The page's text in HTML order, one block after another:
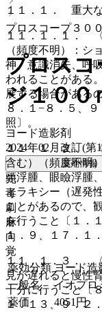
１１．１． 重大
１１．１．１．
（頻度不明）：シ
神、意識消失、呼
われることがある
展する場合がある
８．１−８．５、
照〕。
１１．１．２．
含む）（頻度不明
頭浮腫、眼瞼浮腫
ィラキシー（遅発
ことがあるので、
を行うこと〔１．
１．９、１７．１
１１．１．３．
見が遅れると慢性
十分に行うこと〔
１．１３、９．２
プロスコープ３０
プロスコ
ジ１００
ヨード造影剤
2024年02月改訂(第
薬剤情報
先
毒
劇
麻
向
覚
薬効分類 ヨード造
一般名
イオプロ
薬価
4051 円